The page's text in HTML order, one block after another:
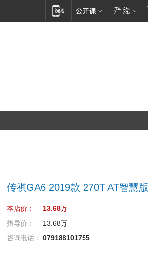
传祺GA6 2019款 270T AT智慧版
本店价：
13.68万
指导价：
13.68万
咨询电话：
079188101755